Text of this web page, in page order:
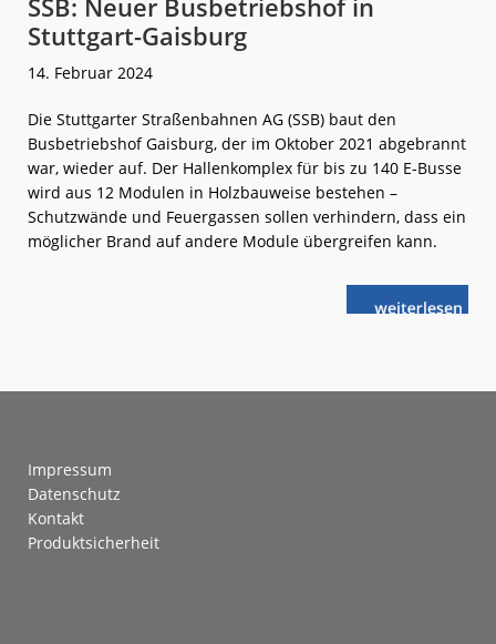
SSB: Neuer Busbetriebshof in
Stuttgart-Gaisburg
14. Februar 2024
Die Stuttgarter Straßenbahnen AG (SSB) baut den
Busbetriebshof Gaisburg, der im Oktober 2021 abgebrannt
war, wieder auf. Der Hallenkomplex für bis zu 140 E-Busse
wird aus 12 Modulen in Holzbauweise bestehen –
Schutzwände und Feuergassen sollen verhindern, dass ein
möglicher Brand auf andere Module übergreifen kann.
weiterlese
nSSB:
Impressum
Datenschutz
Kontakt
Produktsicherheit